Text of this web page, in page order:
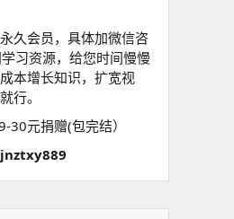
久会员，具体加微信咨
习资源，给您时间慢慢
本增长知识，扩宽视
行。
30元捐赠(包完结）
jnztxy889